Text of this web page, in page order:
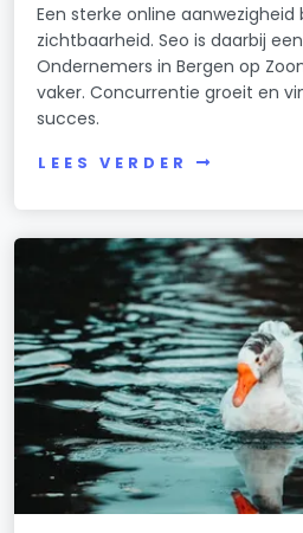
Een sterke online
zichtbaarheid. Seo is daarbij
Ondernemers in Bergen op
vaker. Concurrentie groeit en
succes.
LEES VERDER